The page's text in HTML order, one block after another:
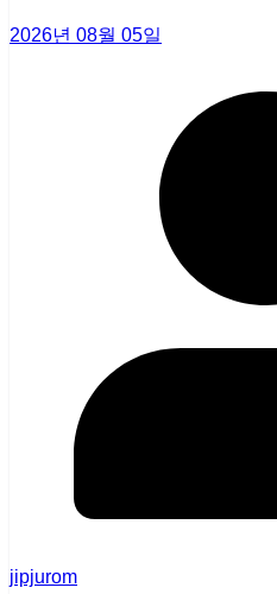
2026년 08월 05일
jipjurom